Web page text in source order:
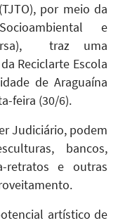
por meio da
e
traz uma
Reciclarte Escola
de Araguaína
feira (30/6).
Judiciário, podem
bancos,
retratos e outras
artístico de